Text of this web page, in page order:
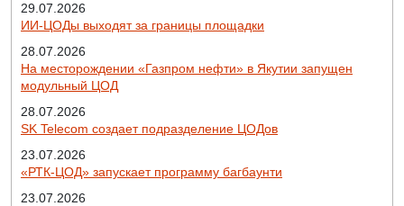
29.07.2026
ИИ-ЦОДы выходят за границы площадки
28.07.2026
На месторождении «Газпром нефти» в Якутии запущен
модульный ЦОД
28.07.2026
SK Telecom создает подразделение ЦОДов
23.07.2026
«РТК-ЦОД» запускает программу багбаунти
23.07.2026